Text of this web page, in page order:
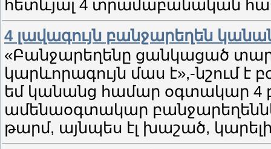
հետևյալ 4 տրամաբանական
4 լավագույն բանջարեղեն
«Բանջարեղենը ցանկացած
կարևորագույն մաս է»,-նշում է
եմ կանանց համար օգտակար
ամենաօգտակար
թարմ, այնպես էլ խաշած,